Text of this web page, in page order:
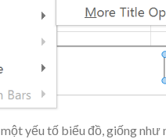
một yếu tố biểu đồ, giống như